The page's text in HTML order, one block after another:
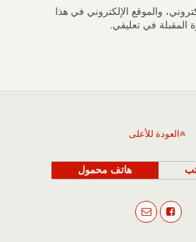
والموقع الإلكتروني في هذا
المقبلة في تعليقي.
العودة للأعلى
هاتف محمول